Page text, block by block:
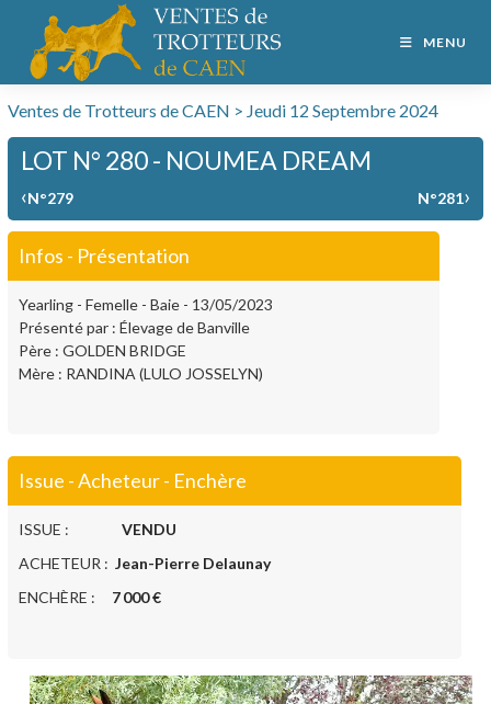
MENU
Ventes de Trotteurs de CAEN > Jeudi 12 Septembre 2024
LOT N° 280 - NOUMEA DREAM
‹N°279 N°281›
Infos - Présentation
Yearling - Femelle - Baie - 13/05/2023
Présenté par : Élevage de Banville
Père : GOLDEN BRIDGE
Mère : RANDINA (LULO JOSSELYN)
Issue - Acheteur - Enchère
ISSUE : VENDU
ACHETEUR : Jean-Pierre Delaunay
ENCHÈRE : 7 000 €